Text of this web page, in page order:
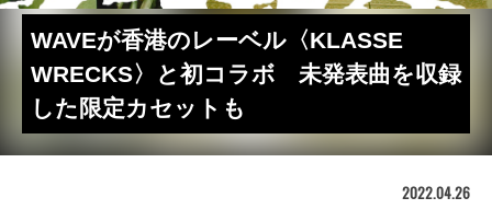
WAVEが香港のレーベル〈KLASSE
WRECKS〉と初コラボ 未発表曲を収録
した限定カセットも
2022.04.26